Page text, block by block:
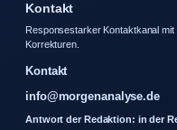
Kontakt
Responsestarker Kontaktkanal
Korrekturen.
Kontakt
info@morgenanalyse.de
Antwort der Redaktion: in der